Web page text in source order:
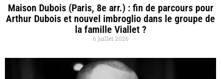
Maison Dubois (Paris, 8e arr.) : fin de parcours pour
Arthur Dubois et nouvel imbroglio dans le groupe de
la famille Viallet ?
6 juillet 2026